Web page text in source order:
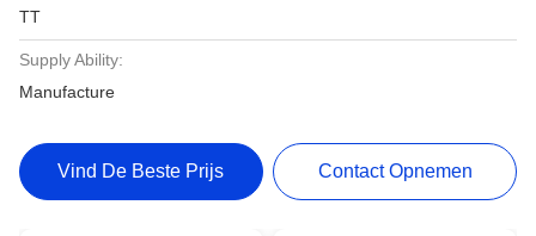
TT
Supply Ability:
Manufacture
Vind De Beste Prijs Contact Opnemen